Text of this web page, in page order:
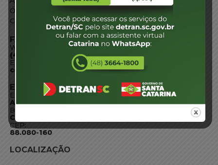
Órgãos do Governo
Conheça SC
FALE CONOSCO
WhatsApp:
(48) 3664-1800
E-mail:
centraldeinformacoes@detran.sc.gov.br
ENDEREÇO
Endereço:
Av. Almirante Tamandaré - 480
Bairro:
Coqueiros, Florianópolis SC
CEP:
88.080-160
LOCALIZAÇÃO